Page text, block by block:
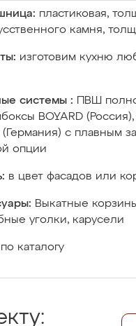
пластиковая,
камня,
изготовим кухню
системы :
ПВШ
BOYARD
(Германия) с плавным
опции
в цвет фасадов или
Выкатные
уголки, карусели
по каталогу